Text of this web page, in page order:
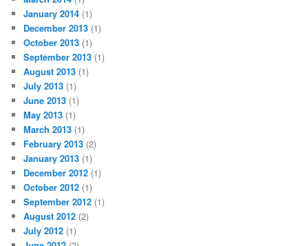
January 2014 (1)
December 2013 (1)
October 2013 (1)
September 2013 (1)
August 2013 (1)
July 2013 (1)
June 2013 (1)
May 2013 (1)
March 2013 (1)
February 2013 (2)
January 2013 (1)
December 2012 (1)
October 2012 (1)
September 2012 (1)
August 2012 (2)
July 2012 (1)